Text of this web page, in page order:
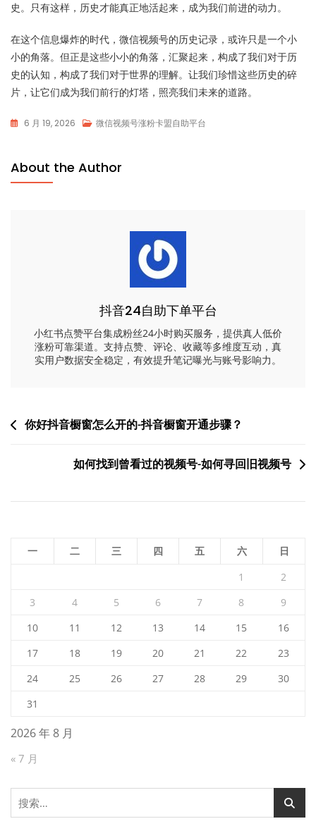
史。只有这样，历史才能真正地活起来，成为我们前进的动力。
在这个信息爆炸的时代，微信视频号的历史记录，或许只是一个小
小的角落。但正是这些小小的角落，汇聚起来，构成了我们对于历
史的认知，构成了我们对于世界的理解。让我们珍惜这些历史的碎
片，让它们成为我们前行的灯塔，照亮我们未来的道路。
6 月 19, 2026 微信视频号涨粉卡盟自助平台
About the Author
抖音24自助下单平台
小红书点赞平台集成粉丝24小时购买服务，提供真人低价
涨粉可靠渠道。支持点赞、评论、收藏等多维度互动，真
实用户数据安全稳定，有效提升笔记曝光与账号影响力。
文你好抖音橱窗怎么开的-抖音橱窗开通步骤？
如何找到曾看过的视频号-如何寻回旧视频号
2026 年 8 月
一 二 三 四 五 六
日
1
2
3
4 5 6 7 8
9
10
11 12 13 14 15
16
17
18 19 20 21 22
23
24
25 26 27 28 29
30
31
« 7 月
搜
索：